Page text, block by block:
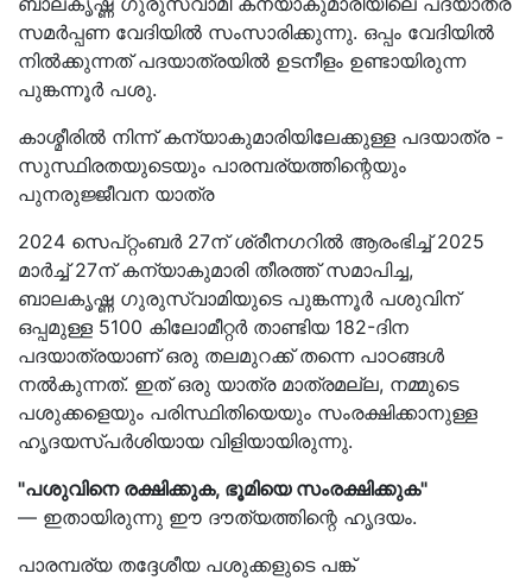
സമർപ്പണ വേദിയിൽ സംസാരിക്കുന്നു. ഒപ്പം വേദിയിൽ
നിൽക്കുന്നത് പദയാത്രയിൽ ഉടനീളം ഉണ്ടായിരുന്ന
പുങ്കന്നൂർ പശു.
കാശ്മീരിൽ നിന്ന് കന്യാകുമാരിയിലേക്കുള്ള പദയാത്ര -
സുസ്ഥിരതയുടെയും പാരമ്പര്യത്തിന്റെയും
പുനരുജ്ജീവന യാത്ര
2024 സെപ്റ്റംബർ 27ന് ശ്രീനഗറിൽ ആരംഭിച്ച് 2025
മാർച്ച് 27ന് കന്യാകുമാരി തീരത്ത് സമാപിച്ച,
ബാലകൃഷ്ണ ഗുരുസ്വാമിയുടെ പുങ്കന്നൂർ പശുവിന്
ഒപ്പമുള്ള 5100 കിലോമീറ്റർ താണ്ടിയ182-ദിന
പദയാത്രയാണ് ഒരു തലമുറക്ക് തന്നെ പാഠങ്ങൾ
നൽകുന്നത്. ഇത് ഒരു യാത്ര മാത്രമല്ല, നമ്മുടെ
പശുക്കളെയും പരിസ്ഥിതിയെയും സംരക്ഷിക്കാനുള്ള
ഹൃദയസ്പർശിയായ വിളിയായിരുന്നു.
"പശുവിനെ രക്ഷിക്കുക, ഭൂമിയെ സംരക്ഷിക്കുക"
— ഇതായിരുന്നു ഈ ദൗത്യത്തിന്റെ ഹൃദയം.
പാരമ്പര്യ തദ്ദേശീയ പശുക്കളുടെ പങ്ക്